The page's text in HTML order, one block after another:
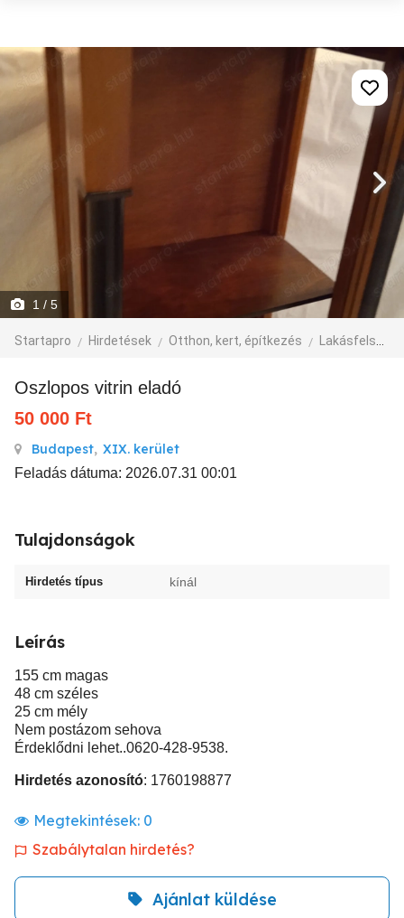
1 / 5
Startapro Hirdetések Otthon, kert, építkezés Lakásfelszerelés
Oszlopos vitrin eladó
50 000 Ft
Budapest, XIX. kerület
Feladás dátuma: 2026.07.31 00:01
Tulajdonságok
Hirdetés típus kínál
Leírás
155 cm magas
48 cm széles
25 cm mély
Nem postázom sehova
Érdeklődni lehet..0620-428-9538.
Hirdetés azonosító: 1760198877
Megtekintések: 0
Szabálytalan hirdetés?
Ajánlat küldése